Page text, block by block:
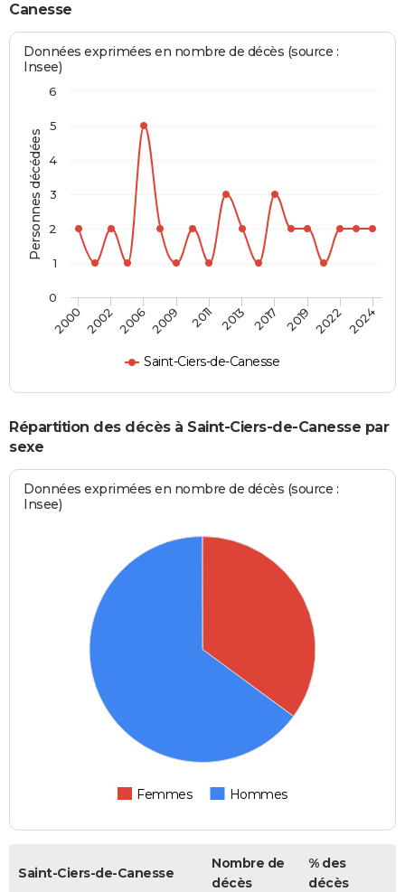
Canesse
Personnes décédées
Données exprimées en nombre de décès (source :
Insee)
Saint-Ciers-de-Canesse
2000 200220062009 2011 2013 2017 2019 2022 2024
0
1
2
3
4
5
6
Répartition des décès à Saint-Ciers-de-Canesse par
sexe
Données exprimées en nombre de décès (source :
Insee)
Femmes Hommes
Saint-Ciers-de-Canesse
Nombre de
décès
% des
décès